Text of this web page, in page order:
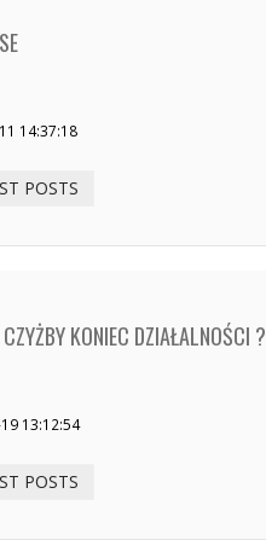
14:37:18
POSTS
KONIEC DZIAŁALNOŚCI ?
13:12:54
POSTS